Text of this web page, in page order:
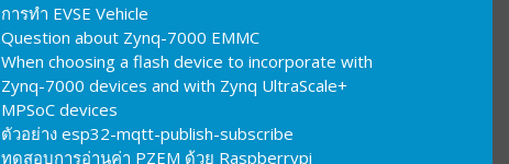
การทำ EVSE Vehicle
Question about Zynq-7000 EMMC
When choosing a flash device to incorporate with
Zynq-7000 devices and with Zynq UltraScale+
MPSoC devices
ตัวอย่าง esp32-mqtt-publish-subscribe
ทดสอบการอ่านค่า PZEM ด้วย Raspberrypi